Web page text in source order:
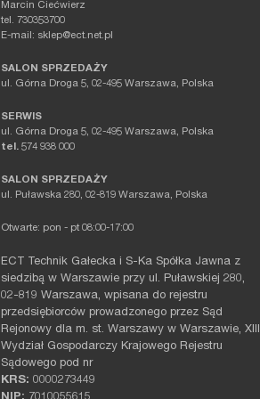
Marcin Ciećwierz
tel. 730353700
E-mail: sklep@ect.net.pl
SALON SPRZEDAŻY
ul. Górna Droga 5, 02-495 Warszawa, Polska
SERWIS
ul. Górna Droga 5, 02-495 Warszawa, Polska
tel. 574 938 000
SALON SPRZEDAŻY
ul. Puławska 280, 02-819 Warszawa, Polska
Otwarte: pon - pt 08:00-17:00
ECT Technik Gałecka i S-Ka Spółka Jawna z
siedzibą w Warszawie przy ul. Puławskiej 280,
02-819 Warszawa, wpisana do rejestru
przedsiębiorców prowadzonego przez Sąd
Rejonowy dla m. st. Warszawy w Warszawie, XIII
Wydział Gospodarczy Krajowego Rejestru
Sądowego pod nr
KRS: 0000273449